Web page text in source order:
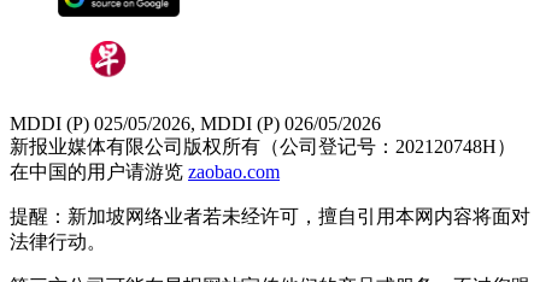
MDDI (P) 025/05/2026, MDDI (P) 026/05/2026
新报业媒体有限公司版权所有（公司登记号：202120748H）
在中国的用户请游览 zaobao.com
提醒：新加坡网络业者若未经许可，擅自引用本网内容将面对
法律行动。